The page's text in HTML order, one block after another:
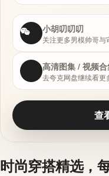
小胡叨叨叨
关注更多男模帅哥与
高清图集 / 视频
去夸克网盘继续看更
查
时尚穿搭精选，